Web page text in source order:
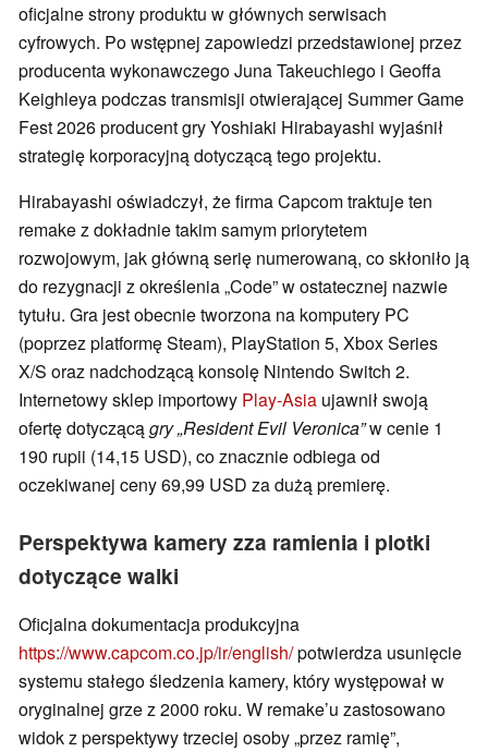
oficjalne strony produktu w głównych serwisach
cyfrowych. Po wstępnej zapowiedzi przedstawionej przez
producenta wykonawczego Juna Takeuchiego i Geoffa
Keighleya podczas transmisji otwierającej Summer Game
Fest 2026 producent gry Yoshiaki Hirabayashi wyjaśnił
strategię korporacyjną dotyczącą tego projektu.
Hirabayashi oświadczył, że firma Capcom traktuje ten
remake z dokładnie takim samym priorytetem
rozwojowym, jak główną serię numerowaną, co skłoniło ją
do rezygnacji z określenia „Code” w ostatecznej nazwie
tytułu. Gra jest obecnie tworzona na komputery PC
(poprzez platformę Steam), PlayStation 5, Xbox Series
X/S oraz nadchodzącą konsolę Nintendo Switch 2.
Internetowy sklep importowy Play-Asia ujawnił swoją
ofertę dotyczącągry „Resident Evil Veronica”w cenie 1
190 rupii (14,15 USD), co znacznie odbiega od
oczekiwanej ceny 69,99 USD za dużą premierę.
Perspektywa kamery zza ramienia i plotki
dotyczące walki
Oficjalna dokumentacja produkcyjna
https://www.capcom.co.jp/ir/english/potwierdza usunięcie
systemu stałego śledzenia kamery, który występował w
oryginalnej grze z 2000 roku. W remake’u zastosowano
widok z perspektywy trzeciej osoby „przez ramię”,